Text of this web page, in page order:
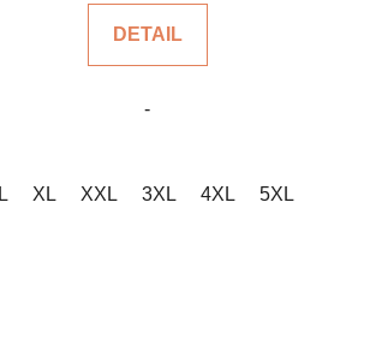
z
hviezdičiek.
DETAIL
-
L XL XXL 3XL 4XL 5XL